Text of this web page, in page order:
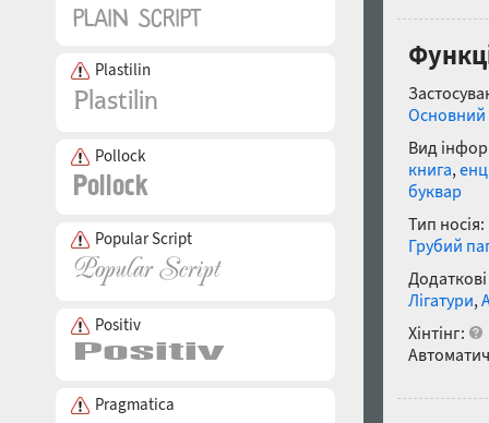
Plastilin
Pollock
Popular Script
Positiv
Pragmatica
Основний
Вид
книга,
буквар
Тип носія:
Грубий
Лігатури,
Хінтінг: